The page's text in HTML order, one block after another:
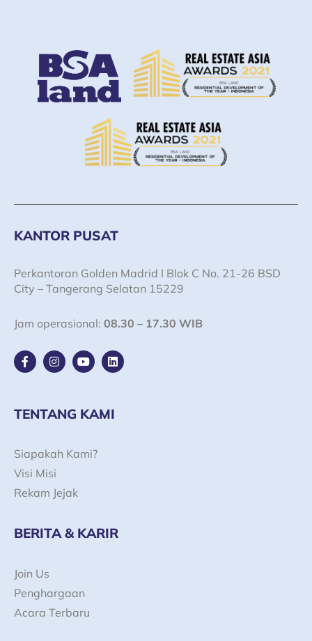
KANTOR PUSAT
Perkantoran Golden Madrid I Blok C No. 21-26 BSD
City – Tangerang Selatan 15229
Jam operasional: 08.30 – 17.30 WIB
F
a
o
o
f
I
n
g
r
Y
o
b
e
L
i
d
i
TENTANG KAMI
Siapakah Kami?
Visi Misi
Rekam Jejak
BERITA & KARIR
Join Us
Penghargaan
Acara Terbaru